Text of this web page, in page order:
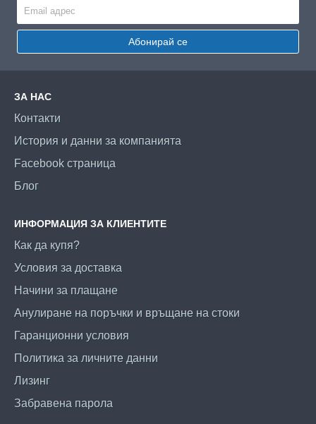
Абонирай се
ЗА НАС
Контакти
История и данни за компанията
Facebook страница
Блог
ИНФОРМАЦИЯ ЗА КЛИЕНТИТЕ
Как да купя?
Условия за доставка
Начини за плащане
Анулиране на поръчки и връщане на стоки
Гаранционни условия
Политика за личните данни
Лизинг
Забравена парола